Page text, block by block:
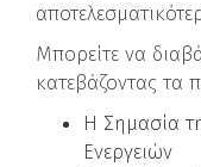
Μπορείτε να
κατεβάζοντας τα
Η Σημασία
Ενεργειών